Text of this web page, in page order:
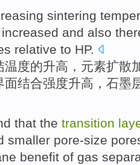
sintering
increased and also
relative to HP.
温度的升高 ，元素扩散
面结合强度升高，石墨
that the transition
smaller pore-size
benefit of gas